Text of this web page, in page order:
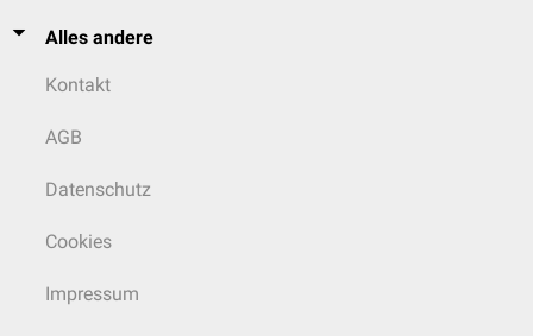
Alles andere
Kontakt
AGB
Datenschutz
Cookies
Impressum